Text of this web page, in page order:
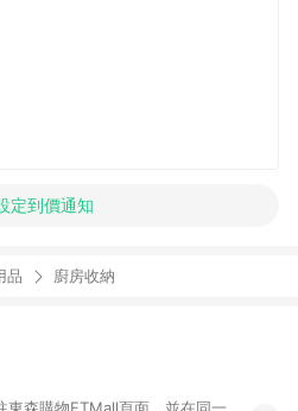
定到價通知
品 廚房收納